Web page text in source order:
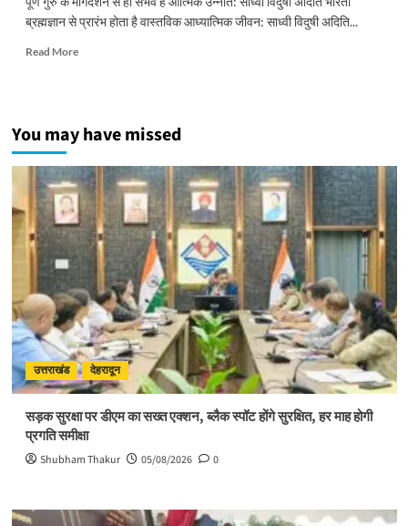
ब्रह्मज्ञान से प्रारंभ होता है वास्तविक आध्यात्मिक जीवन: साध्वी विदुषी अदिति...
Read MoreRead
के
से
ही
है
आत्मिक
उन्नति:
साध्वी
विदुषी
अदिति
भारती
You may have missed
उत्तराखंड देहरादून
सड़क सुरक्षा पर डीएम का सख्त एक्शन, ब्लैक स्पॉट होंगे सुरक्षित, हर माह होगी
प्रगति समीक्षा
Shubham Thakur 05/08/2026 0